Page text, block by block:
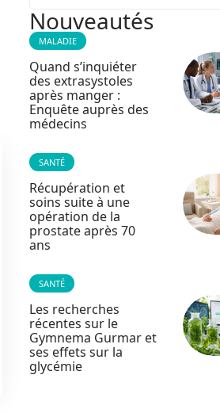
Nouveautés
MALADIE
Quand s’inquiéter
des extrasystoles
après manger :
Enquête auprès des
médecins
SANTÉ
Récupération et
soins suite à une
opération de la
prostate après 70
ans
SANTÉ
Les recherches
récentes sur le
Gymnema Gurmar et
ses effets sur la
glycémie